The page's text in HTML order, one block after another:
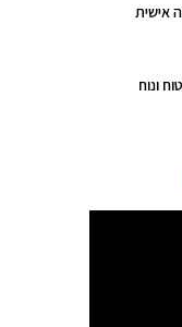
אישית
ונוח